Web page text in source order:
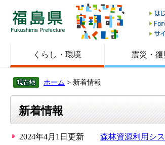
福島県
くらし・環境 震災・復
ホーム > 新着情報
新着情報
2024年4月1日更新 森林資源利用シ